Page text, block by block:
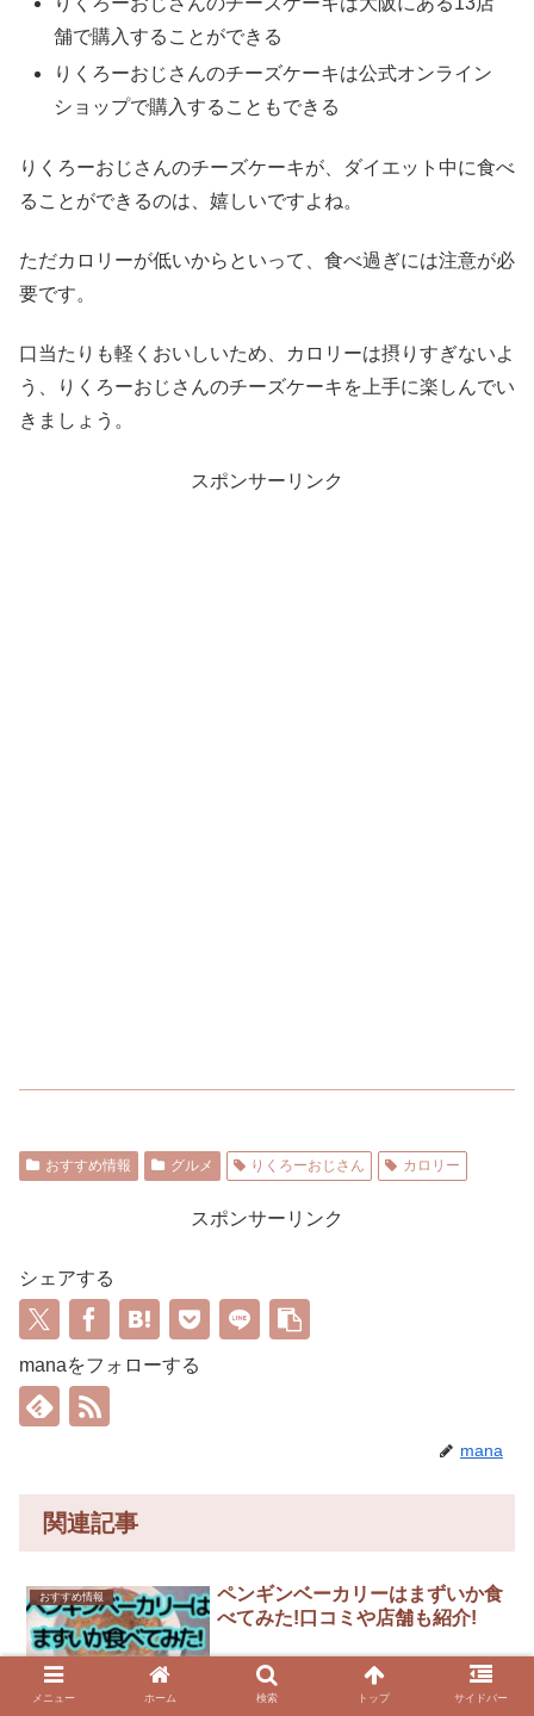
舗で購入することができる
りくろーおじさんのチーズケーキは公式オンライン
ショップで購入することもできる
りくろーおじさんのチーズケーキが、ダイエット中に食べ
ることができるのは、嬉しいですよね。
ただカロリーが低いからといって、食べ過ぎには注意が必
要です。
口当たりも軽くおいしいため、カロリーは摂りすぎないよ
う、りくろーおじさんのチーズケーキを上手に楽しんでい
きましょう。
スポンサーリンク
おすすめ情報 グルメ りくろーおじさん カロリー
スポンサーリンク
シェアする
manaをフォローする
mana
関連記事
おすすめ情報
ペンギンベーカリーはまずいか食
べてみた!口コミや店舗も紹介!
メニュー ホーム 検索 トップ サイドバー